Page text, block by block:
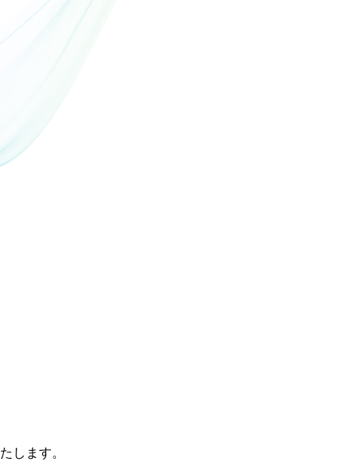
します。